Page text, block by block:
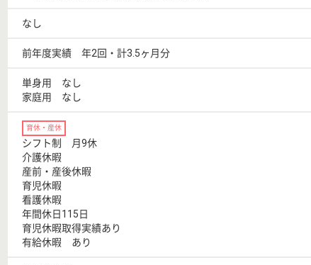
なし
前年度実績 年2回・計3.5ヶ月分
単身用 なし
家庭用 なし
育休・産休
シフト制 月9休
介護休暇
産前・産後休暇
育児休暇
看護休暇
年間休日115日
育児休暇取得実績あり
有給休暇 あり